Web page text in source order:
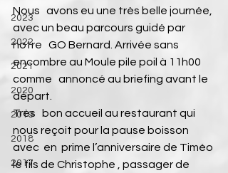
2023
2022
2021
2020
2019
2018
2017
Nous   avons eu une très belle journée,
avec un beau parcours guidé par
notre   GO Bernard. Arrivée sans
encombre au Moule pile poil à 11h00
comme   annoncé au briefing avant le
départ.
Très   bon accueil au restaurant qui
nous reçoit pour la pause boisson
avec  en  prime l’anniversaire de Timéo
le fils de Christophe , passager de